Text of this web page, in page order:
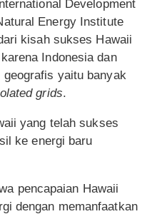
Development
Energy Institute
kisah sukses Hawaii
Indonesia dan
yaitu banyak
grids.
yang telah sukses
ke energi baru
pencapaian Hawaii
dengan memanfaatkan